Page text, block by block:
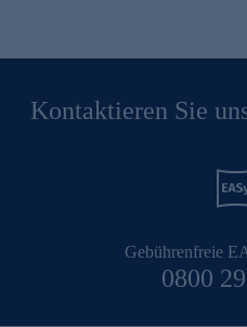
Kontaktieren Sie
Gebührenfreie
0800